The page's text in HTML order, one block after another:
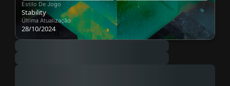
Estilo De Jogo
Stability
Última Atualização
28/10/2024